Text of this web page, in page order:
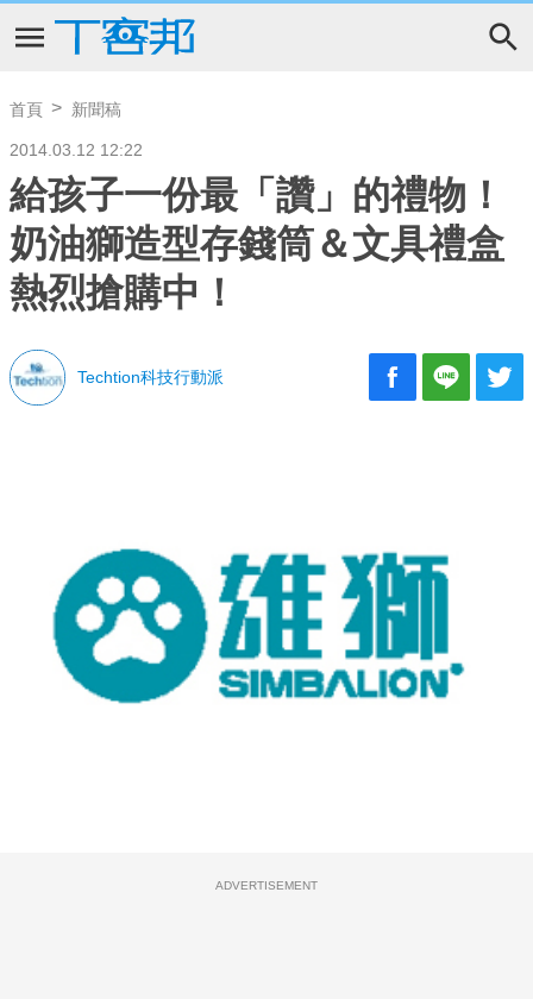
首頁 新聞稿
2014.03.12 12:22
給孩子一份最「讚」的禮物！
奶油獅造型存錢筒＆文具禮盒
熱烈搶購中！
Techtion科技行動派
ADVERTISEMENT